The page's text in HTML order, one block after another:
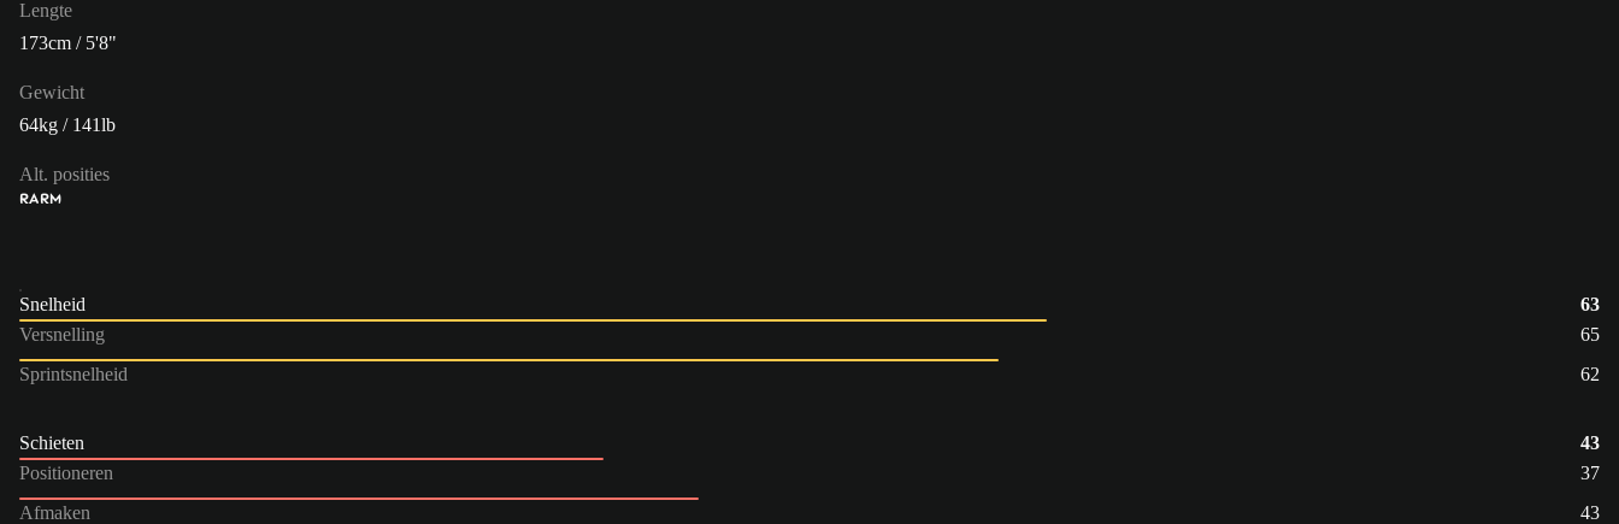
Lengte
173cm / 5'8"
Gewicht
64kg / 141lb
Alt. posities
RARM
Snelheid
63
Versnelling
65
Sprintsnelheid
62
Schieten
43
Positioneren
37
Afmaken
43